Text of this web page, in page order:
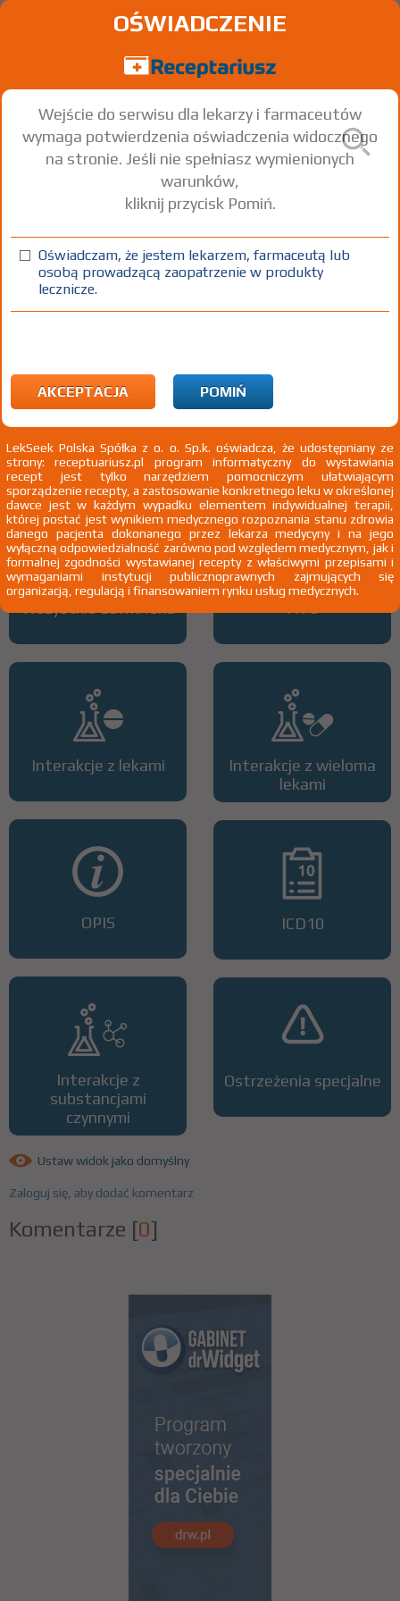
® ; -WZF
Cetirizine dihydrochloride
krople doustne 10 mg/ml 1 fl. 20 ml Doustnie
100%
30%(1) 75+(2) DZ(3)
wskazania przy opisie leku) Wskazania pozarejestracyjne: Alergia
pokarmowa - u pacjentów powyżej 6 miesiąca życia; reakcja
anafilaktyczna objawiająca się pokrzywką lub obrzękiem
naczynioruchowym Quinckego - u pacjentów powyżej 6 miesiąca życia
Pokaż wskazania chpl.
2)Pacjenci 65+
3)Pacjenci do ukończenia 18 roku życia
Interakcje z lekami
OPIS
Interakcje z
substancjami
czynnymi
Interakcje z wieloma
lekami
ICD10
Ostrzeżenia specjalne
Ustaw widok jako domyślny
Zaloguj się, aby dodać komentarz
Komentarze [0]
OŚWIADCZENIE
Wejście do serwisu dla lekarzy i farmaceutów
wymaga potwierdzenia oświadczenia widocznego
na stronie. Jeśli nie spełniasz wymienionych
warunków,
kliknij przycisk Pomiń.
Oświadczam, że jestem lekarzem, farmaceutą lub
osobą prowadzącą zaopatrzenie w produkty
lecznicze.
AKCEPTACJA POMIŃ
LekSeek Polska Spółka z o. o. Sp.k. oświadcza, że udostępniany ze
strony: receptuariusz.pl program informatyczny do wystawiania
recept jest tylko narzędziem pomocniczym ułatwiającym
sporządzenie recepty, a zastosowanie konkretnego leku w określonej
dawce jest w każdym wypadku elementem indywidualnej terapii,
której postać jest wynikiem medycznego rozpoznania stanu zdrowia
danego pacjenta dokonanego przez lekarza medycyny i na jego
wyłączną odpowiedzialność zarówno pod względem medycznym, jak i
formalnej zgodności wystawianej recepty z właściwymi przepisami i
wymaganiami instytucji publicznoprawnych zajmujących się
organizacją, regulacją i finansowaniem rynku usług medycznych.